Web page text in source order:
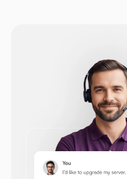
Опенкарт
Prestashop